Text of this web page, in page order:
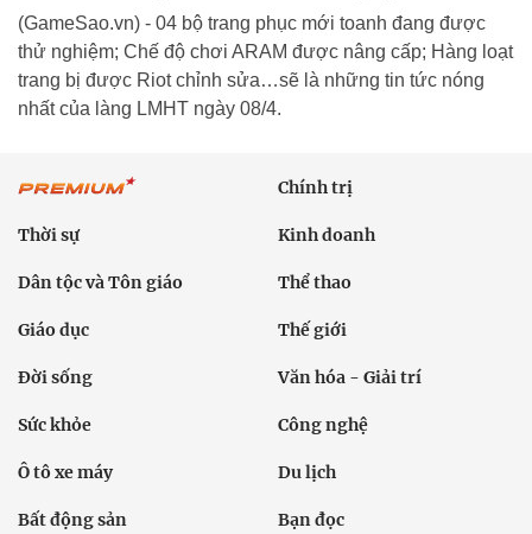
(GameSao.vn) - 04 bộ trang phục mới toanh đang được
thử nghiệm; Chế độ chơi ARAM được nâng cấp; Hàng loạt
trang bị được Riot chỉnh sửa…sẽ là những tin tức nóng
nhất của làng LMHT ngày 08/4.
Chính trị
Thời sự Kinh doanh
Dân tộc và Tôn giáo Thể thao
Giáo dục Thế giới
Đời sống Văn hóa - Giải trí
Sức khỏe Công nghệ
Ô tô xe máy Du lịch
Bất động sản Bạn đọc